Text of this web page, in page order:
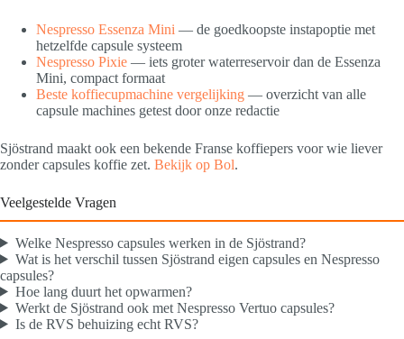
Nespresso Essenza Mini — de goedkoopste instapoptie met
hetzelfde capsule systeem
Nespresso Pixie — iets groter waterreservoir dan de Essenza
Mini, compact formaat
Beste koffiecupmachine vergelijking — overzicht van alle
capsule machines getest door onze redactie
Sjöstrand maakt ook een bekende Franse koffiepers voor wie liever
zonder capsules koffie zet. Bekijk op Bol.
Veelgestelde Vragen
Welke Nespresso capsules werken in de Sjöstrand?
Wat is het verschil tussen Sjöstrand eigen capsules en Nespresso
capsules?
Hoe lang duurt het opwarmen?
Werkt de Sjöstrand ook met Nespresso Vertuo capsules?
Is de RVS behuizing echt RVS?